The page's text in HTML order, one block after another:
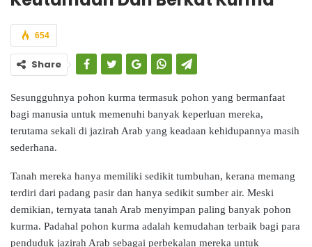
654
Share
Sesungguhnya pohon kurma termasuk pohon yang bermanfaat
bagi manusia untuk memenuhi banyak keperluan mereka,
terutama sekali di jazirah Arab yang keadaan kehidupannya masih
sederhana.
Tanah mereka hanya memiliki sedikit tumbuhan, kerana memang
terdiri dari padang pasir dan hanya sedikit sumber air. Meski
demikian, ternyata tanah Arab menyimpan paling banyak pohon
kurma. Padahal pohon kurma adalah kemudahan terbaik bagi para
penduduk jazirah Arab sebagai perbekalan mereka untuk